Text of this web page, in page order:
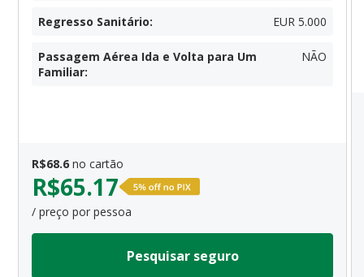
Regresso Sanitário: EUR 5.000
Passagem Aérea Ida e Volta para Um
Familiar:
NÃO
R$68.6 no cartão
R$65.17
/ preço por pessoa
Pesquisar seguro